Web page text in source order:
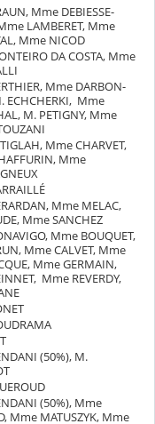
Mme DEBIESSE-
LAMBERET, Mme
Mme NICOD
DA COSTA, Mme
Mme DARBON-
ECHCHERKI, Mme
M. PETIGNY, Mme
Mme CHARVET,
Mme
Mme MELAC,
Mme SANCHEZ
Mme BOUQUET,
Mme CALVET, Mme
Mme GERMAIN,
Mme REVERDY,
(50%), M.
(50%), Mme
Mme MATUSZYK, Mme